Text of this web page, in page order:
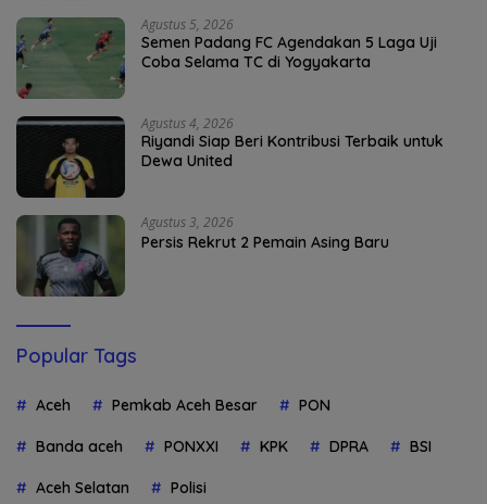
Agustus 5, 2026
Semen Padang FC Agendakan 5 Laga Uji
Coba Selama TC di Yogyakarta
Agustus 4, 2026
Riyandi Siap Beri Kontribusi Terbaik untuk
Dewa United
Agustus 3, 2026
Persis Rekrut 2 Pemain Asing Baru
Popular Tags
Aceh Pemkab Aceh Besar PON
Banda aceh PONXXI KPK DPRA BSI
Aceh Selatan Polisi